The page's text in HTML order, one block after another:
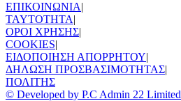
ΕΠΙΚΟΙΝΩΝΙΑ|
TAYTOTHTA|
ΟΡΟΙ ΧΡΗΣΗΣ|
COOKIES|
ΕΙΔΟΠΟΙΗΣΗ ΑΠΟΡΡΗΤΟΥ|
ΔΗΛΩΣΗ ΠΡΟΣΒΑΣΙΜΟΤΗΤΑΣ|
ΠΟΛΙΤΗΣ
© Developed by P.C Admin 22 Limited